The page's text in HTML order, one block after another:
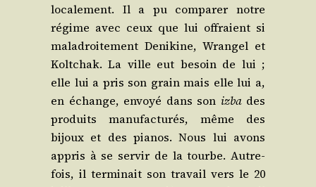
loca­le­ment. Il a pu com­pa­rer notre
régime avec ceux que lui offraient si
mal­adroi­te­ment Deni­kine, Wran­gel et
Kolt­chak. La ville eut besoin de lui ;
elle lui a pris son grain mais elle lui a,
en échange, envoyé dans son izbades
pro­duits manu­fac­tu­rés, même des
bijoux et des pia­nos. Nous lui avons
appris à se ser­vir de la tourbe. Autre­
fois, il ter­mi­nait son tra­vail vers le 20